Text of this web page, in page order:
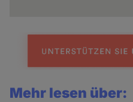
Mehr lesen über: